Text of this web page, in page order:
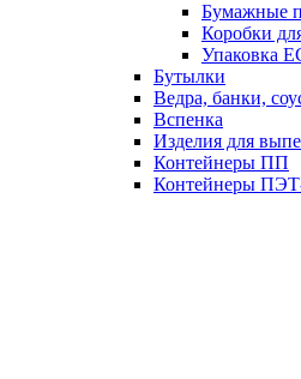
Бумажные
Коробки
Упаковка
Бутылки
Ведра, банки,
Вспенка
Изделия для
Контейнеры ПП
Контейнеры